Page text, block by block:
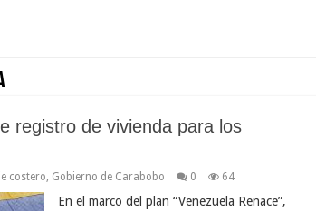
registro de vivienda para los
costero Gobierno de Carabobo 0 64
En el marco del plan “Venezuela Renace”,